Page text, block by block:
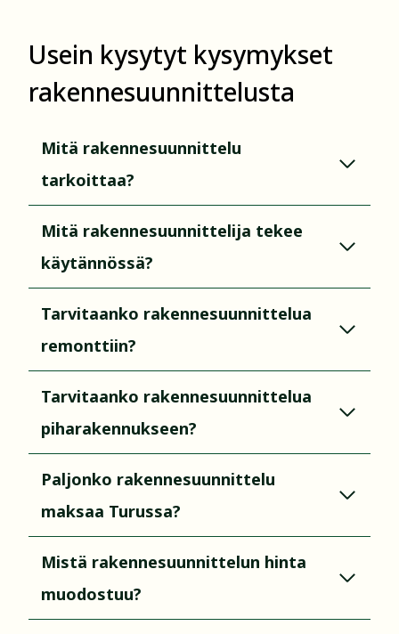
Usein kysytyt kysymykset
rakennesuunnittelusta
Mitä rakennesuunnittelu
tarkoittaa?
Mitä rakennesuunnittelija tekee
käytännössä?
Tarvitaanko rakennesuunnittelua
remonttiin?
Tarvitaanko rakennesuunnittelua
piharakennukseen?
Paljonko rakennesuunnittelu
maksaa Turussa?
Mistä rakennesuunnittelun hinta
muodostuu?